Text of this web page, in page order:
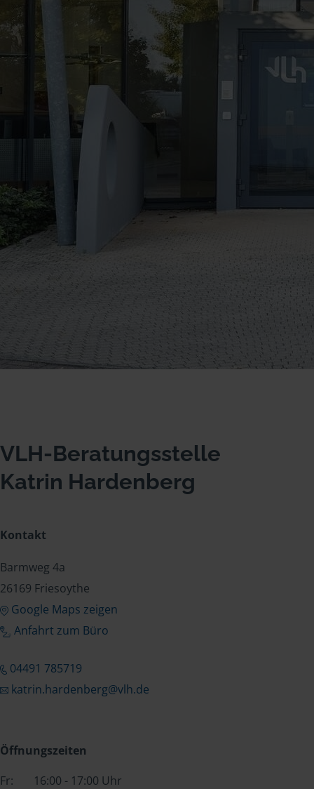
VLH-Beratungsstelle
Katrin Hardenberg
Kontakt
Barmweg 4a
26169 Friesoythe
Google Maps zeigen
Anfahrt zum Büro
04491 785719
katrin.hardenberg@vlh.de
Öffnungszeiten
Fr:
16:00 - 17:00 Uhr